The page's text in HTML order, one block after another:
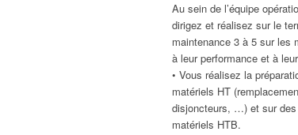
Au sein de l’équipe
dirigez et réalisez sur le
maintenance 3 à 5 sur les
à leur performance et à
• Vous réalisez la
matériels HT
disjoncteurs, …) et sur des
matériels HTB.